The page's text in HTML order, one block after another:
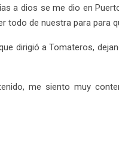
a dios se me dio en
de nuestra para para
dirigió a Tomateros,
me siento muy